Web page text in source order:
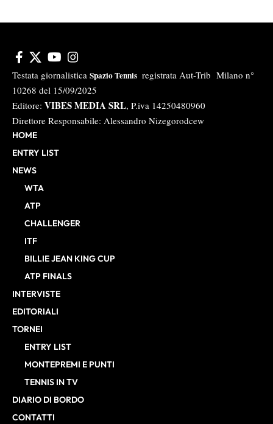
Testata giornalistica Spazio Tennis registrata Aut-Trib Milano n°
10268 del 15/09/2025
Editore: VIBES MEDIA SRL, P.iva 14250480960
Direttore Responsabile: Alessandro Nizegorodcew
HOME
ENTRY LIST
NEWS
WTA
ATP
CHALLENGER
ITF
BILLIE JEAN KING CUP
ATP FINALS
INTERVISTE
EDITORIALI
TORNEI
ENTRY LIST
MONTEPREMI E PUNTI
TENNIS IN TV
DIARIO DI BORDO
CONTATTI